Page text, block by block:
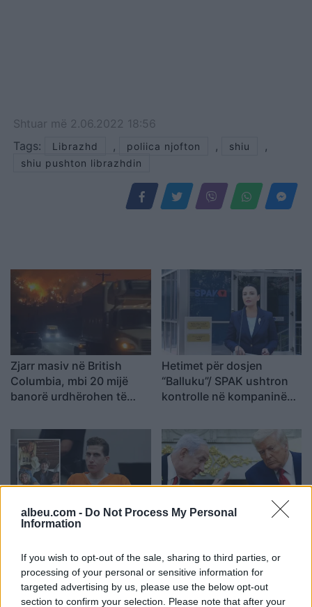
albeu.com - Do Not Process My Personal
Information
If you wish to opt-out of the sale, sharing to third parties, or
processing of your personal or sensitive information for
targeted advertising by us, please use the below opt-out
section to confirm your selection. Please note that after your
Shtuar më 2.06.2022 18:56
Tags:
Librazhd , poliica njofton , shiu ,
shiu pushton librazhdin
Zjarr masiv në British
Columbia, mbi 20 mijë
banorë urdhërohen të
Hetimet për dosjen
“Balluku”/ SPAK ushtron
kontrolle në kompaninë
projekti i arredimit të vilës
luksoze
Vrasja e katër studentëve
SHBA-në rikthehet në
qendër të vëmendjes
Tërheqja izraelite
kushtëzohet me
çarmatimin e Hamasit